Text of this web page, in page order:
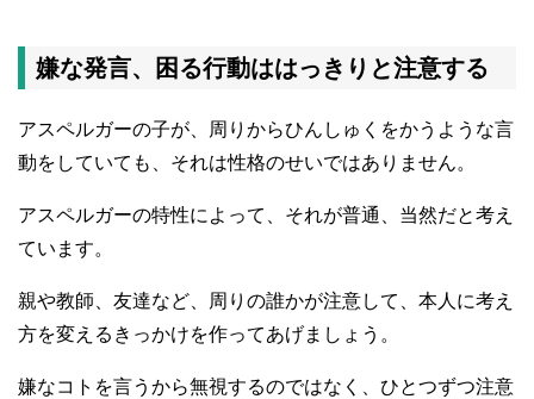
嫌な発言、困る行動ははっきりと注意する
アスペルガーの子が、周りからひんしゅくをかうような言
動をしていても、それは性格のせいではありません。
アスペルガーの特性によって、それが普通、当然だと考え
ています。
親や教師、友達など、周りの誰かが注意して、本人に考え
方を変えるきっかけを作ってあげましょう。
嫌なコトを言うから無視するのではなく、ひとつずつ注意